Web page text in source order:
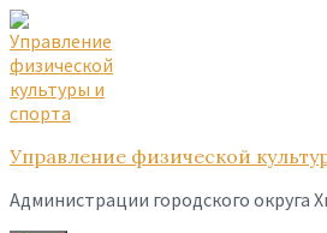
Skip
to
content
Skip
to
main
navigation
Skip
to
footer
Управление физической
Администрации городского округа